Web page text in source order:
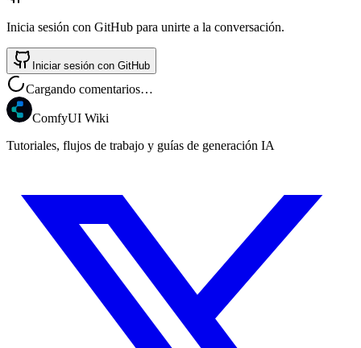
Inicia sesión con GitHub para unirte a la conversación.
Iniciar sesión con GitHub
Cargando comentarios…
ComfyUI Wiki
Tutoriales, flujos de trabajo y guías de generación IA